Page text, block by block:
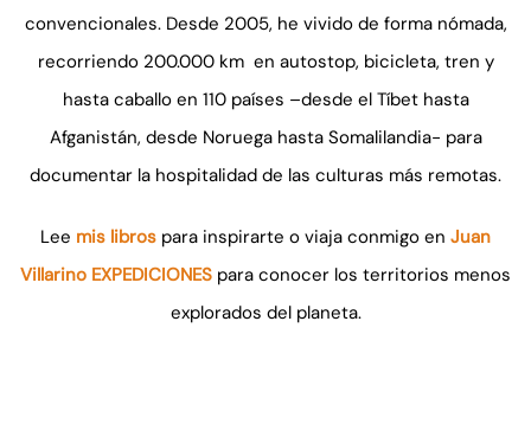
convencionales. Desde 2005, he vivido de forma nómada,
recorriendo 200.000 km en autostop, bicicleta, tren y
hasta caballo en 110 países –desde el Tíbet hasta
Afganistán, desde Noruega hasta Somalilandia- para
documentar la hospitalidad de las culturas más remotas.
Lee mis libros para inspirarte o viaja conmigo en Juan
Villarino EXPEDICIONES para conocer los territorios menos
explorados del planeta.